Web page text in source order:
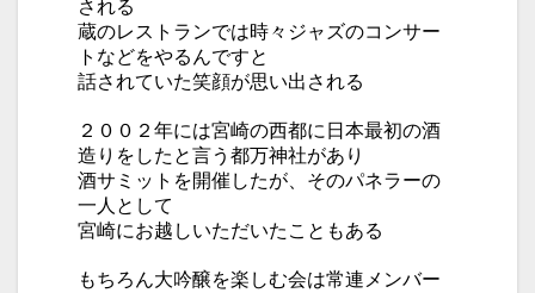
される
蔵のレストランでは時々ジャズのコンサー
トなどをやるんですと
話されていた笑顔が思い出される
２００２年には宮崎の西都に日本最初の酒
造りをしたと言う都万神社があり
酒サミットを開催したが、そのパネラーの
一人として
宮崎にお越しいただいたこともある
もちろん大吟醸を楽しむ会は常連メンバー